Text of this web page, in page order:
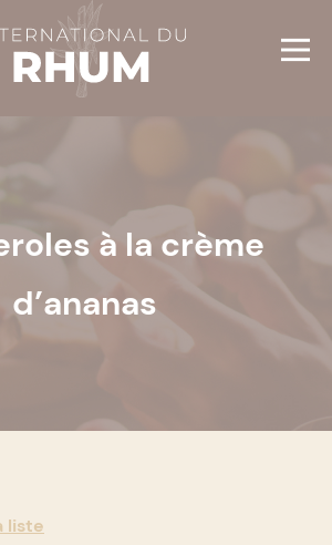
à la crème
d’ananas
liste
panel